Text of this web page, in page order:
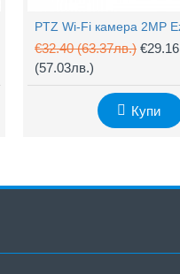
€32.40(63.37лв.) €29.16
(57.03лв.)
Купи